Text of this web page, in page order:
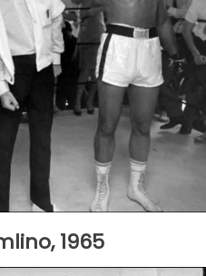
1965